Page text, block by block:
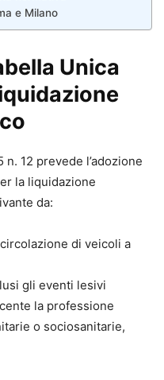
e Milano
Unica
12 prevede l’adozione
la liquidazione
da:
di veicoli a
gli eventi lesivi
la professione
o sociosanitarie,